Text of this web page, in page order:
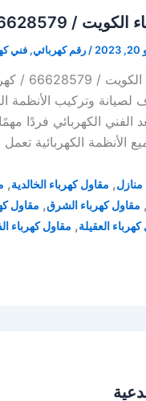
/ كهربائي منازل الكويت
/ رقم كهربائي, فني
فني
لصيانة وتركيب الأنظمة
الفني الكهربائي فردًا
الأنظمة الكهربائية
منازل, مقاول كهرباء الخالدية,
, مقاول كهرباء الشرق, مقاول
العقيلة, مقاول كهرباء